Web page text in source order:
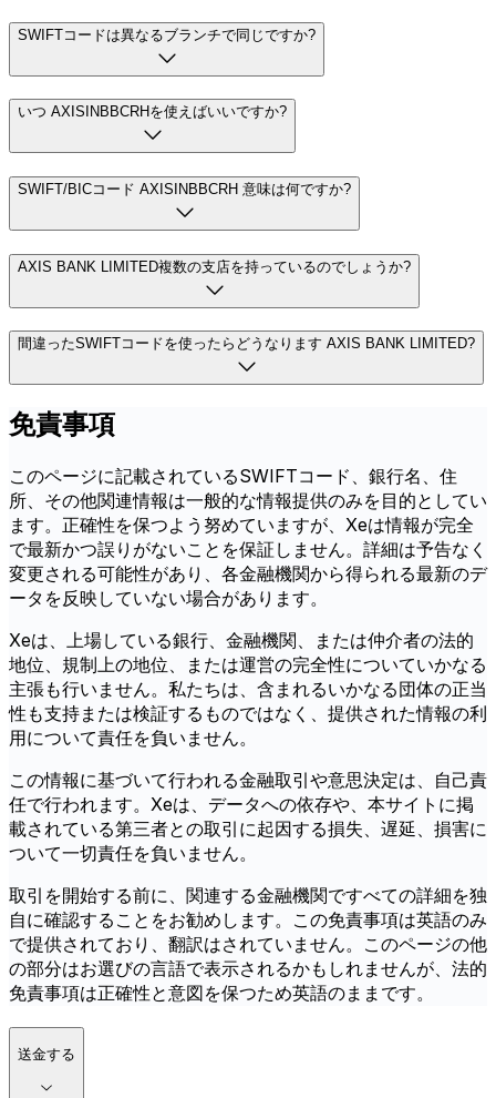
SWIFTコードは異なるブランチで同じですか?
いつ AXISINBBCRHを使えばいいですか?
SWIFT/BICコード AXISINBBCRH 意味は何ですか?
AXIS BANK LIMITED複数の支店を持っているのでしょうか?
間違ったSWIFTコードを使ったらどうなります AXIS BANK LIMITED?
免責事項
このページに記載されているSWIFTコード、銀行名、住
所、その他関連情報は一般的な情報提供のみを目的としてい
ます。正確性を保つよう努めていますが、Xeは情報が完全
で最新かつ誤りがないことを保証しません。詳細は予告なく
変更される可能性があり、各金融機関から得られる最新のデ
ータを反映していない場合があります。
Xeは、上場している銀行、金融機関、または仲介者の法的
地位、規制上の地位、または運営の完全性についていかなる
主張も行いません。私たちは、含まれるいかなる団体の正当
性も支持または検証するものではなく、提供された情報の利
用について責任を負いません。
この情報に基づいて行われる金融取引や意思決定は、自己責
任で行われます。Xeは、データへの依存や、本サイトに掲
載されている第三者との取引に起因する損失、遅延、損害に
ついて一切責任を負いません。
取引を開始する前に、関連する金融機関ですべての詳細を独
自に確認することをお勧めします。この免責事項は英語のみ
で提供されており、翻訳はされていません。このページの他
の部分はお選びの言語で表示されるかもしれませんが、法的
免責事項は正確性と意図を保つため英語のままです。
送金する